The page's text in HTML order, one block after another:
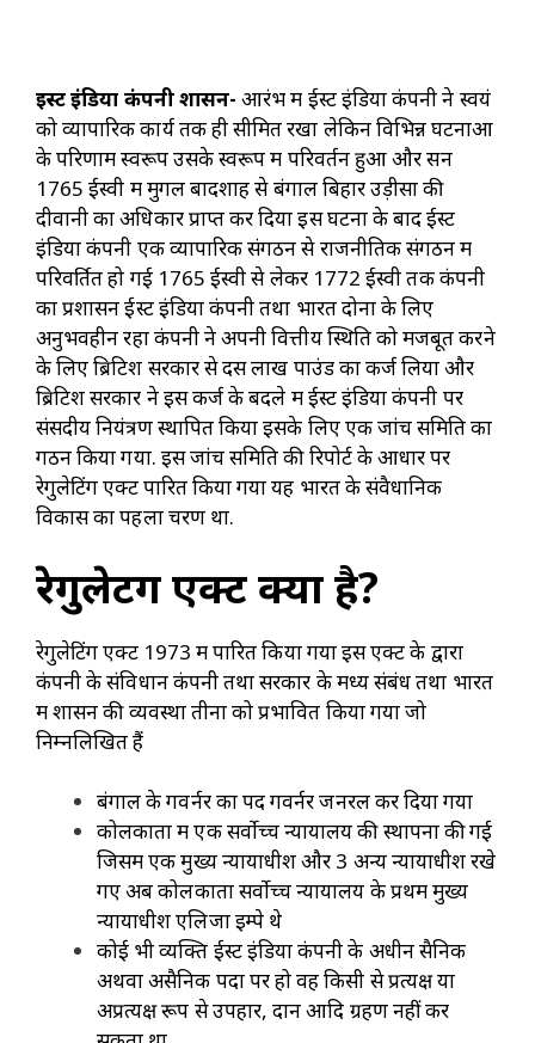
ईस्ट इंडिया कंपनी शासन- आरंभ में ईस्ट इंडिया कंपनी ने स्वयं
को व्यापारिक कार्य तक ही सीमित रखा लेकिन विभिन्न घटनाओं
के परिणाम स्वरूप उसके स्वरूप में परिवर्तन हुआ और सन
1765 ईस्वी में मुगल बादशाह से बंगाल बिहार उड़ीसा की
दीवानी का अधिकार प्राप्त कर दिया इस घटना के बाद ईस्ट
इंडिया कंपनी एक व्यापारिक संगठन से राजनीतिक संगठन में
परिवर्तित हो गई 1765 ईस्वी से लेकर 1772 ईस्वी तक कंपनी
का प्रशासन ईस्ट इंडिया कंपनी तथा भारत दोनों के लिए
अनुभवहीन रहा कंपनी ने अपनी वित्तीय स्थिति को मजबूत करने
के लिए ब्रिटिश सरकार से दस लाख पाउंड का कर्ज लिया और
ब्रिटिश सरकार ने इस कर्ज के बदले में ईस्ट इंडिया कंपनी पर
संसदीय नियंत्रण स्थापित किया इसके लिए एक जांच समिति का
गठन किया गया. इस जांच समिति की रिपोर्ट के आधार पर
रेगुलेटिंग एक्ट पारित किया गया यह भारत के संवैधानिक
विकास का पहला चरण था.
रेगुलेटिंग एक्ट क्या है?
रेगुलेटिंग एक्ट 1973 में पारित किया गया इस एक्ट के द्वारा
कंपनी के संविधान कंपनी तथा सरकार के मध्य संबंध तथा भारत
में शासन की व्यवस्था तीनों को प्रभावित किया गया जो
निम्नलिखित हैं
बंगाल के गवर्नर का पद गवर्नर जनरल कर दिया गया
कोलकाता में एक सर्वोच्च न्यायालय की स्थापना की गई
जिसमें एक मुख्य न्यायाधीश और 3 अन्य न्यायाधीश रखे
गए अब कोलकाता सर्वोच्च न्यायालय के प्रथम मुख्य
न्यायाधीश एलिजा इम्पे थे
कोई भी व्यक्ति ईस्ट इंडिया कंपनी के अधीन सैनिक
अथवा असैनिक पदों पर हो वह किसी से प्रत्यक्ष या
अप्रत्यक्ष रूप से उपहार, दान आदि ग्रहण नहीं कर